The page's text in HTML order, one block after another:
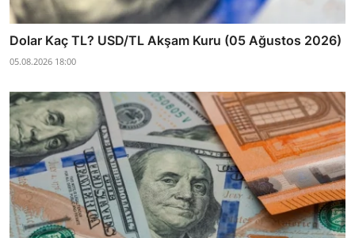
Dolar Kaç TL? USD/TL Akşam Kuru (05 Ağustos 2026)
05.08.2026 18:00